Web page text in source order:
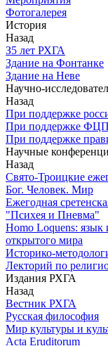
Фотогалерея
История
Назад
З5 лет РХГА
Здание на Фонтанке
Здание на Неве
Научно-
Назад
При поддержке
При поддержке
При поддержке
Научные
Назад
Свято-Троицкие
Бог. Человек. Мир
Ежегодная
"Психея и Пневма"
Homo Loquens: язык
открытого мира
Историко-
Лекторий по
Издания РХГА
Назад
Вестник РХГА
Русская философия
Мир культуры и
Acta Eruditorum